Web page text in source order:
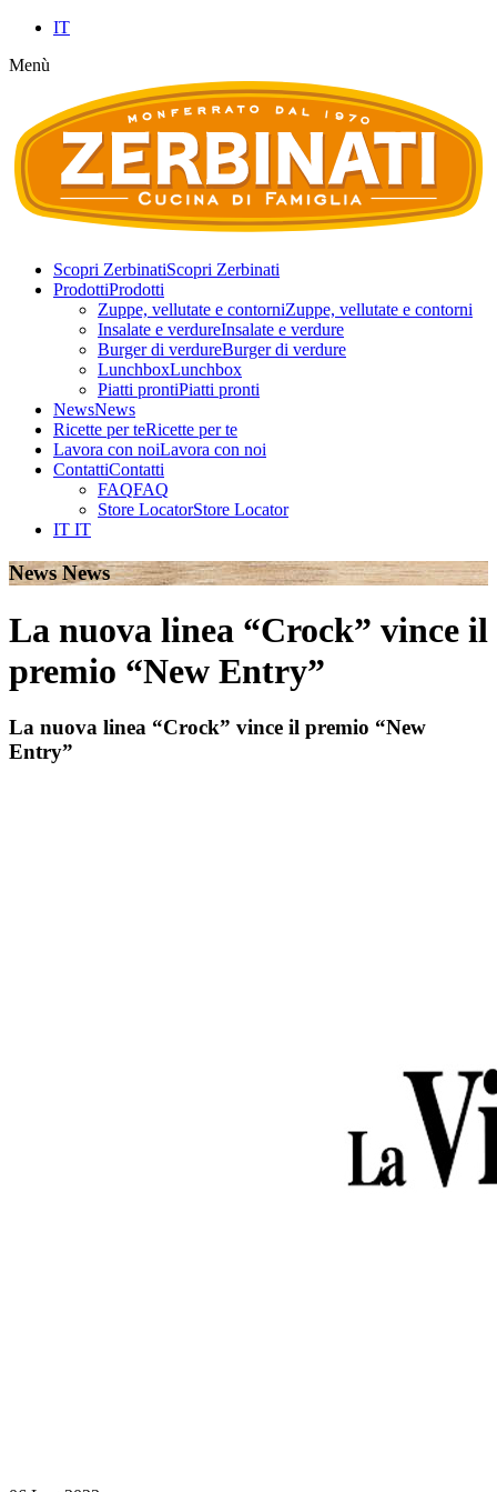
IT
Menù
Scopri ZerbinatiScopri Zerbinati
ProdottiProdotti
Zuppe, vellutate e contorniZuppe, vellutate e contorni
Insalate e verdureInsalate e verdure
Burger di verdureBurger di verdure
LunchboxLunchbox
Piatti prontiPiatti pronti
NewsNews
Ricette per teRicette per te
Lavora con noiLavora con noi
ContattiContatti
FAQFAQ
Store LocatorStore Locator
IT IT
News News
La nuova linea “Crock” vince il
premio “New Entry”
La nuova linea “Crock” vince il premio “New
Entry”